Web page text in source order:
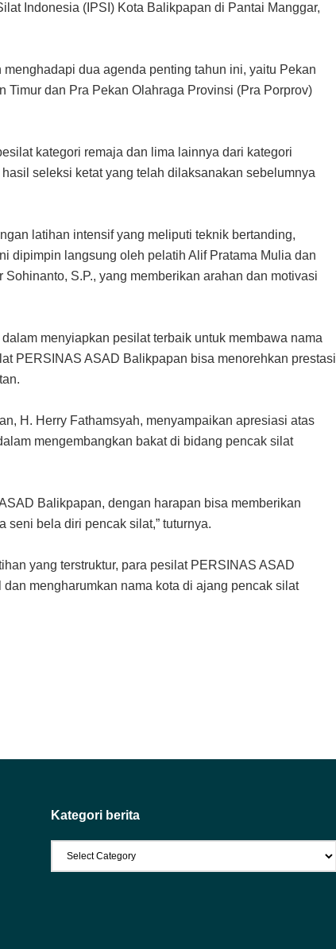
Indonesia (IPSI) Kota Balikpapan di Pantai Manggar,
dua agenda penting tahun ini, yaitu Pekan
dan Pra Pekan Olahraga Provinsi (Pra Porprov)
kategori remaja dan lima lainnya dari kategori
seleksi ketat yang telah dilaksanakan sebelumnya
latihan intensif yang meliputi teknik bertanding,
dipimpin langsung oleh pelatih Alif Pratama Mulia dan
S.P., yang memberikan arahan dan motivasi
menyiapkan pesilat terbaik untuk membawa nama
PERSINAS ASAD Balikpapan bisa menorehkan prestasi
H. Herry Fathamsyah, menyampaikan apresiasi atas
mengembangkan bakat di bidang pencak silat
Balikpapan, dengan harapan bisa memberikan
seni bela diri pencak silat,” tuturnya.
yang terstruktur, para pesilat PERSINAS ASAD
mengharumkan nama kota di ajang pencak silat
Kategori berita